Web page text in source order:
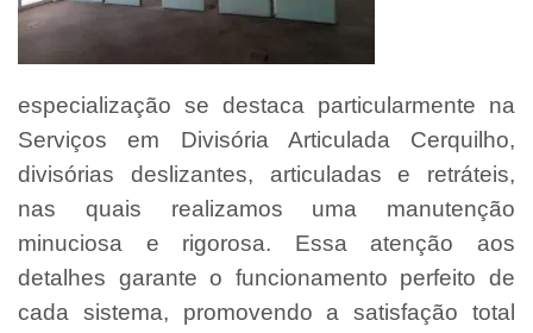
especialização se destaca particularmente na
Serviços em Divisória Articulada Cerquilho,
divisórias deslizantes, articuladas e retráteis,
nas quais realizamos uma manutenção
minuciosa e rigorosa. Essa atenção aos
detalhes garante o funcionamento perfeito de
cada sistema, promovendo a satisfação total